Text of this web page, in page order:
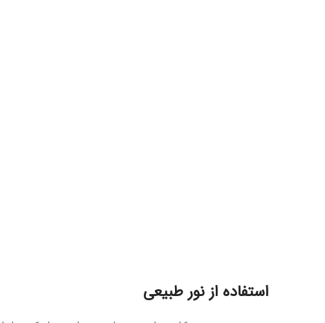
استفاده از نور طبیعی